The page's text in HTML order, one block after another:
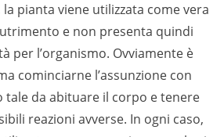
pianta viene utilizzata come vera
e non presenta quindi
per l’organismo. Ovviamente è
cominciarne l’assunzione con
tale da abituare il corpo e tenere
reazioni avverse. In ogni caso,